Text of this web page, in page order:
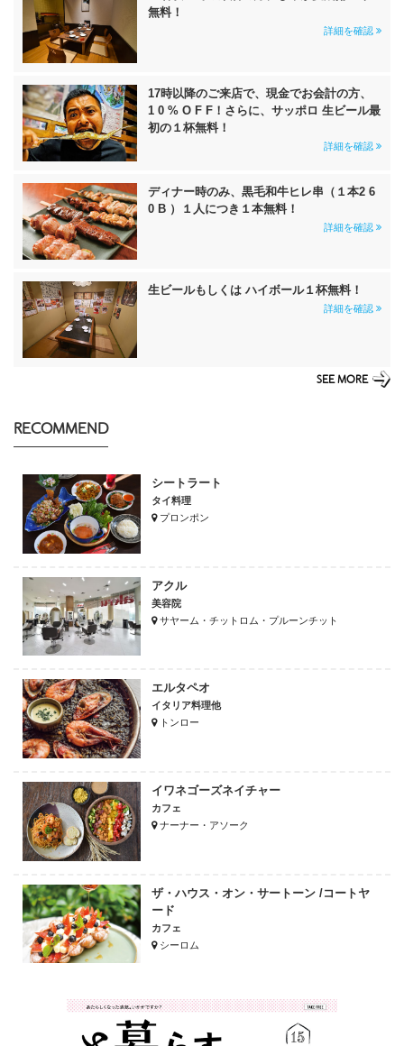
無料！
詳細を確認
17時以降のご来店で、現金でお会計の方、
1 0 % O F F！さらに、サッポロ 生ビール最
初の１杯無料！
詳細を確認
ディナー時のみ、黒毛和牛ヒレ串（１本2 6
0 B ）１人につき１本無料！
詳細を確認
生ビールもしくは ハイボール１杯無料！
詳細を確認
SEE MORE
RECOMMEND
シートラート
タイ料理
プロンポン
アクル
美容院
サヤーム・チットロム・プルーンチット
エルタペオ
イタリア料理他
トンロー
イワネゴーズネイチャー
カフェ
ナーナー・アソーク
ザ・ハウス・オン・サートーン /コートヤ
ード
カフェ
シーロム